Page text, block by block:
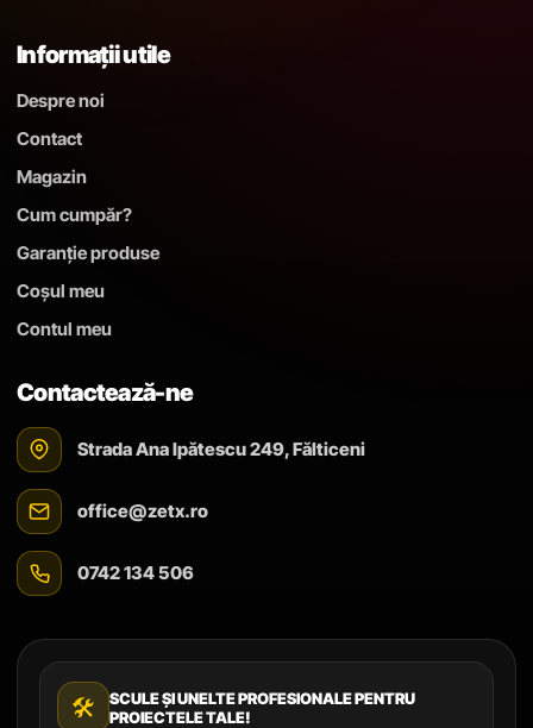
Informații utile
Despre noi
Contact
Magazin
Cum cumpăr?
Garanție produse
Coșul meu
Contul meu
Contactează-ne
Strada Ana Ipătescu 249, Fălticeni
office@zetx.ro
0742 134 506
🛠️
SCULE ȘI UNELTE PROFESIONALE PENTRU
PROIECTELE TALE!